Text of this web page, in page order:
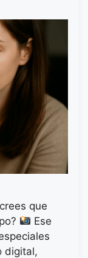
que
Ese
digital,